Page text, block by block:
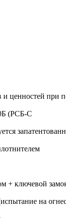
и ценностей при
(РСБ-С
+ ключевой
на